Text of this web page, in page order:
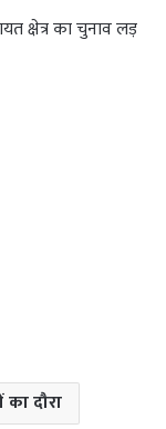
क्षेत्र का चुनाव लड़
दौरा